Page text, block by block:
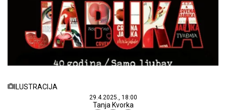
ILUSTRACIJA
29.4.2025., 18:00
Tanja Kvorka